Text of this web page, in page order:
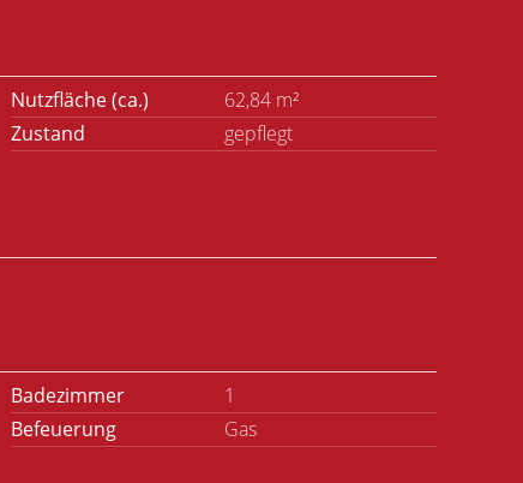
Nutzfläche (ca.)
62,84 m²
Zustand
gepflegt
Badezimmer
1
Befeuerung
Gas